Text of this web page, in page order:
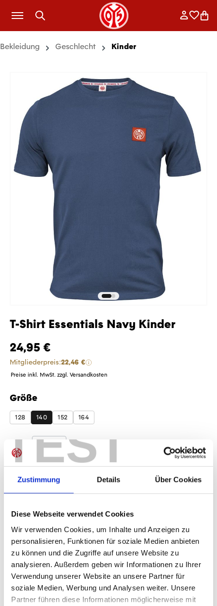
TEST
Zustimmung Details Über Cookies
Diese Webseite verwendet Cookies
Wir verwenden Cookies, um Inhalte und Anzeigen zu
personalisieren, Funktionen für soziale Medien anbieten
zu können und die Zugriffe auf unsere Website zu
analysieren. Außerdem geben wir Informationen zu Ihrer
Verwendung unserer Website an unsere Partner für
soziale Medien, Werbung und Analysen weiter. Unsere
Partner führen diese Informationen möglicherweise mit
Zum Hauptinhalt springen
Bekleidung Geschlecht Kinder
T-Shirt Essentials Navy Kinder
24,95 €
Mitgliederpreis:22,46 €
Preise inkl. MwSt. zzgl. Versandkosten
Größe
auswählen
128 140 152 164
Produkt Anzahl: Gib den gewünschten
Sofort verfügbar, Lieferzeit: 1-3 Tage
IN DEN WARENKORB
Produktdetails